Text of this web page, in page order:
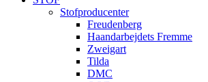
Stofproducenter
Freudenberg
Haandarbejdets Fremme
Zweigart
Tilda
DMC